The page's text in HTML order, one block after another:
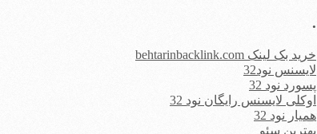
.
خرید بک لینک behtarinbacklink.com
لایسنس نود32
پسورد نود 32
اوکلی لایسنس رایگان نود 32
همیار نود 32
بهترین سئو